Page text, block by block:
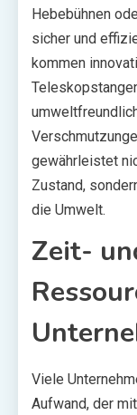
Hebebühnen
sicher und
kommen
gewährleistet
Zustand,
die Umwelt.
Zeit-
Viele
Aufwand, der